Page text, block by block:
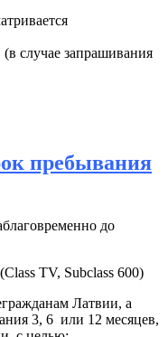
случае запрашивания
пребывания
до
(Class TV, Subclass 600)
Латвии, а
3, 6 или 12 месяцев,